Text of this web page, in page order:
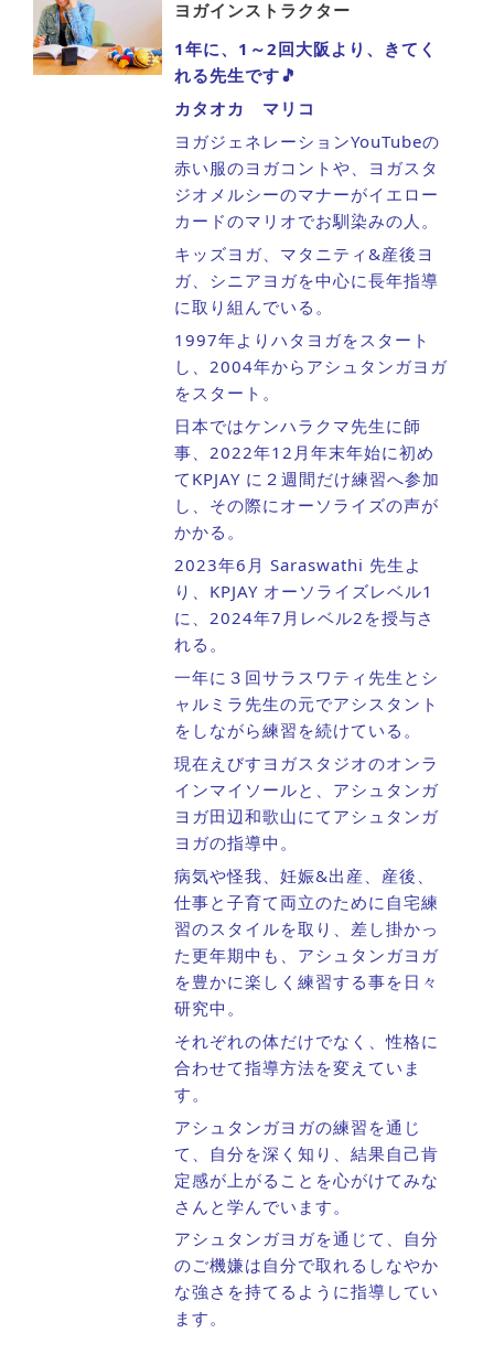
ヨガインストラクター
1年に、1～2回大阪より、きてく
れる先生です🎵
カタオカ マリコ
ヨガジェネレーションYouTubeの
赤い服のヨガコントや、ヨガスタ
ジオメルシーのマナーがイエロー
カードのマリオでお馴染みの人。
キッズヨガ、マタニティ&産後ヨ
ガ、シニアヨガを中心に長年指導
に取り組んでいる。
1997年よりハタヨガをスタート
し、2004年からアシュタンガヨガ
をスタート。
日本ではケンハラクマ先生に師
事、2022年12月年末年始に初め
てKPJAY に２週間だけ練習へ参加
し、その際にオーソライズの声が
かかる。
2023年6月 Saraswathi 先生よ
り、KPJAY オーソライズレベル1
に、2024年7月レベル2を授与さ
れる。
一年に３回サラスワティ先生とシ
ャルミラ先生の元でアシスタント
をしながら練習を続けている。
現在えびすヨガスタジオのオンラ
インマイソールと、アシュタンガ
ヨガ田辺和歌山にてアシュタンガ
ヨガの指導中。
病気や怪我、妊娠&出産、産後、
仕事と子育て両立のために自宅練
習のスタイルを取り、差し掛かっ
た更年期中も、アシュタンガヨガ
を豊かに楽しく練習する事を日々
研究中。
それぞれの体だけでなく、性格に
合わせて指導方法を変えていま
す。
アシュタンガヨガの練習を通じ
て、自分を深く知り、結果自己肯
定感が上がることを心がけてみな
さんと学んでいます。
アシュタンガヨガを通じて、自分
のご機嫌は自分で取れるしなやか
な強さを持てるように指導してい
ます。